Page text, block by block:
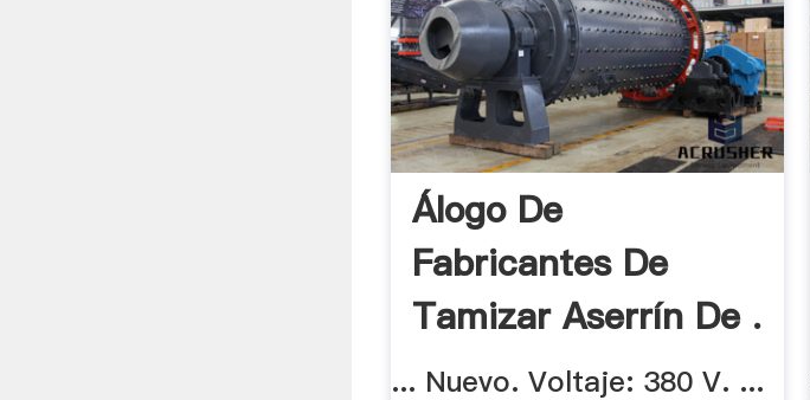
Álogo De
Fabricantes De
Tamizar Aserrín De .
... Nuevo. Voltaje: 380 V. ...